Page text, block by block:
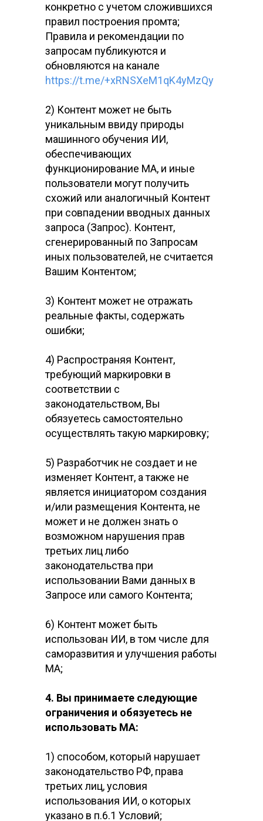
конкретно с учетом сложившихся
правил построения промта;
Правила и рекомендации по
запросам публикуются и
обновляются на канале
https://t.me/+xRNSXeM1qK4yMzQy
2) Контент может не быть
уникальным ввиду природы
машинного обучения ИИ,
обеспечивающих
функционирование МА, и иные
пользователи могут получить
схожий или аналогичный Контент
при совпадении вводных данных
запроса (Запрос). Контент,
сгенерированный по Запросам
иных пользователей, не считается
Вашим Контентом;
3) Контент может не отражать
реальные факты, содержать
ошибки;
4) Распространяя Контент,
требующий маркировки в
соответствии с
законодательством, Вы
обязуетесь самостоятельно
осуществлять такую маркировку;
5) Разработчик не создает и не
изменяет Контент, а также не
является инициатором создания
и/или размещения Контента, не
может и не должен знать о
возможном нарушения прав
третьих лиц либо
законодательства при
использовании Вами данных в
Запросе или самого Контента;
6) Контент может быть
использован ИИ, в том числе для
саморазвития и улучшения работы
МА;
4. Вы принимаете следующие
ограничения и обязуетесь не
использовать МА:
1) способом, который нарушает
законодательство РФ, права
третьих лиц, условия
использования ИИ, о которых
указано в п.6.1 Условий;